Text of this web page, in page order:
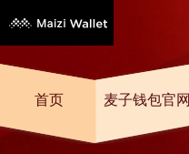
首页 麦子钱包官网